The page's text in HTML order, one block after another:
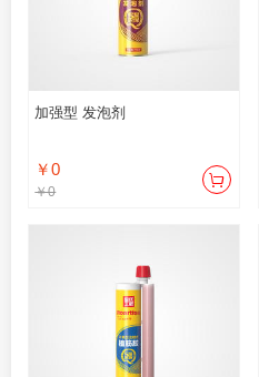
加强型 发泡剂
￥0
￥0